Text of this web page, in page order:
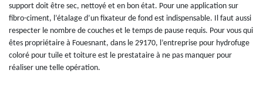
support doit être sec, nettoyé et en bon état. Pour une application sur
fibro-ciment, l’étalage d’un fixateur de fond est indispensable. Il faut aussi
respecter le nombre de couches et le temps de pause requis. Pour vous qui
êtes propriétaire à Fouesnant, dans le 29170, l’entreprise pour hydrofuge
coloré pour tuile et toiture est le prestataire à ne pas manquer pour
réaliser une telle opération.